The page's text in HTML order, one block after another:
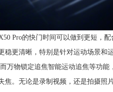
Pro的快门时间可以做到更短，
稳更清晰，特别是针对运动场景和
万物锁定追焦智能运动追焦等功能
焦。无论是录制视频，还是拍摄照